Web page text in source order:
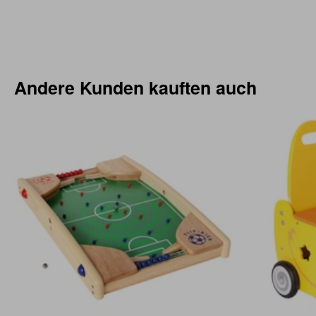
Andere Kunden kauften auch